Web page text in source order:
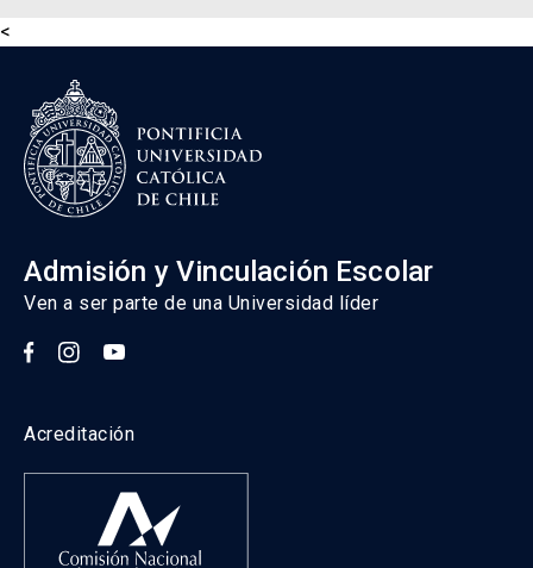
<
Admisión y Vinculación Escolar
Ven a ser parte de una Universidad líder
Acreditación